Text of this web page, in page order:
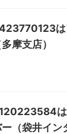
は
多摩支店）
は
（袋井イン